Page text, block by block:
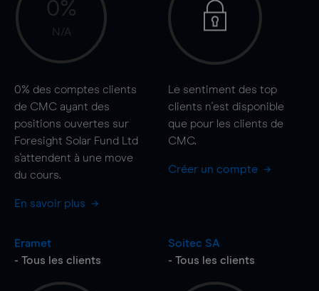
0%
N/A
0% des comptes clients
de CMC ayant des
positions ouvertes sur
Foresight Solar Fund Ltd
s'attendent à une move
du cours.
En savoir plus
Le sentiment des top
clients n'est disponible
que pour les clients de
CMC.
Créer un compte
Eramet
- Tous les clients
Soitec SA
- Tous les clients